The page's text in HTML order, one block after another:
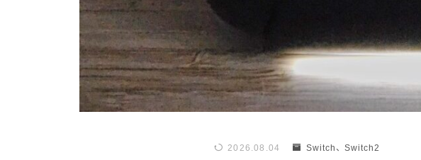
2026.08.04 Switch、Switch2